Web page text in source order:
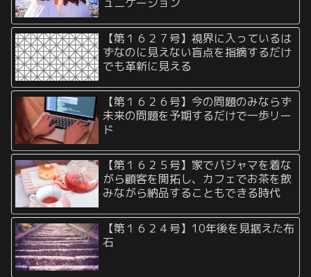
【第１６２７号】視界に入っているは
ずなのに見えない盲点を指摘するだけ
でも革新に見える
【第１６２６号】今の問題のみならず
未来の問題を予期するだけで一歩リー
ド
【第１６２５号】家でパジャマを着な
がら顧客を開拓し、カフェでお茶を飲
みながら納品することもできる時代
【第１６２４号】10年後を見据えた布
石